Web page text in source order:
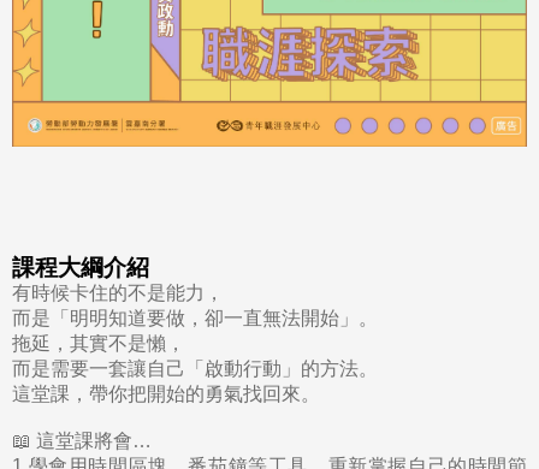
課程大綱介紹
有時候卡住的不是能力，
而是「明明知道要做，卻一直無法開始」。
拖延，其實不是懶，
而是需要一套讓自己「啟動行動」的方法。
這堂課，帶你把開始的勇氣找回來。
📖 這堂課將會…